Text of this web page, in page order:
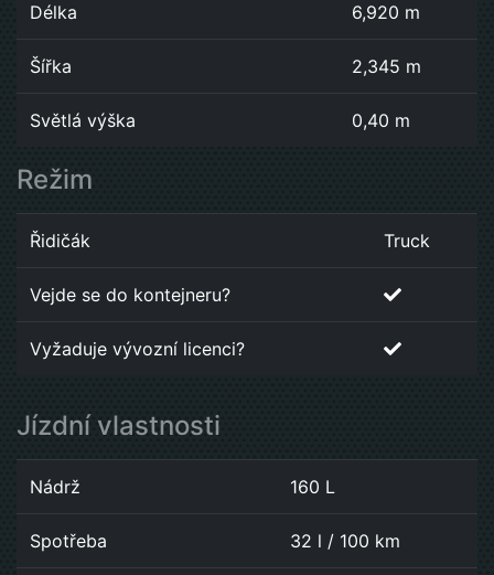
Délka 6,920 m
Šířka 2,345 m
Světlá výška 0,40 m
Režim
Řidičák Truck
Vejde se do kontejneru?
Vyžaduje vývozní licenci?
Jízdní vlastnosti
Nádrž 160 L
Spotřeba 32 l / 100 km